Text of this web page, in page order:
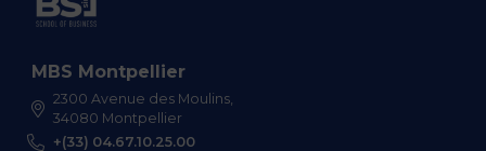
MBS Montpellier
2300 Avenue des Moulins,
34080 Montpellier
+(33) 04.67.10.25.00